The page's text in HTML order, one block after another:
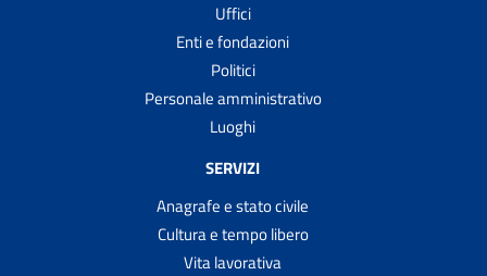
Uffici
Enti e fondazioni
Politici
Personale amministrativo
Luoghi
SERVIZI
Anagrafe e stato civile
Cultura e tempo libero
Vita lavorativa